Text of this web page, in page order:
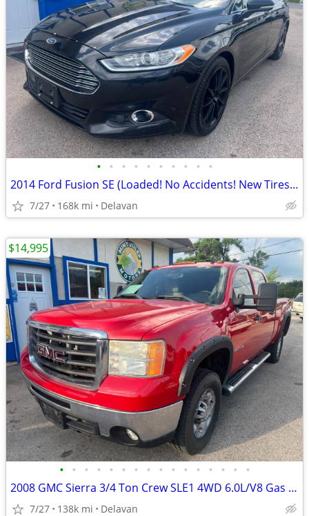
• • • • • • • • • •
2014 Ford Fusion SE (Loaded! No Accidents! New Tires! New Brakes!)
7/27 168k mi Delavan
• • • • • • • • • • • • • • • •
2008 GMC Sierra 3/4 Ton Crew SLE1 4WD 6.0L/V8 Gas (New Leaf Springs!)
7/27 138k mi Delavan
$14,995